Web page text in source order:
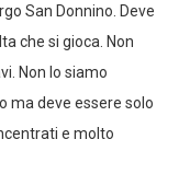
San Donnino. Deve
che si gioca. Non
Non lo siamo
ma deve essere solo
e molto